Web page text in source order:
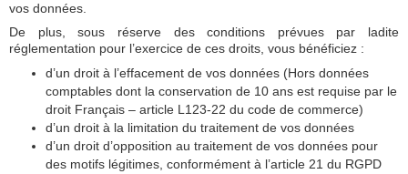
vos données.
De plus, sous réserve des conditions prévues par ladite
réglementation pour l’exercice de ces droits, vous bénéficiez :
d’un droit à l’effacement de vos données (Hors données
comptables dont la conservation de 10 ans est requise par le
droit Français – article L123-22 du code de commerce)
d’un droit à la limitation du traitement de vos données
d’un droit d’opposition au traitement de vos données pour
des motifs légitimes, conformément à l’article 21 du RGPD